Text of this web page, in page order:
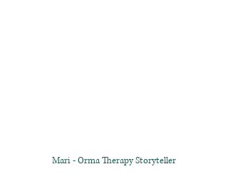
Mari - Orma Therapy Storyteller